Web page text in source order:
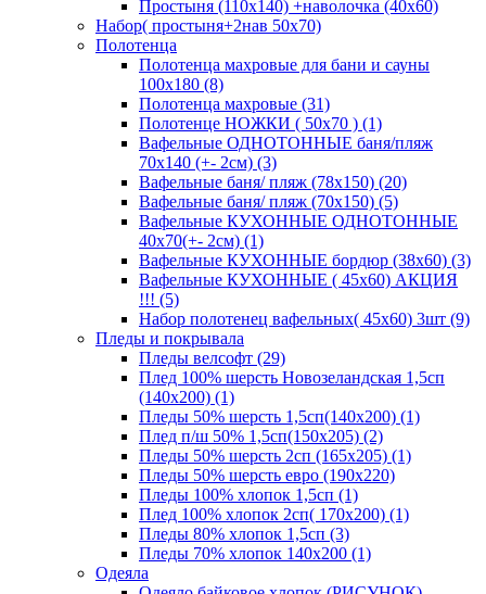
Простыня (110х140) +наволочка (40х60)
Набор( простыня+2нав 50х70)
Полотенца
Полотенца махровые для бани и сауны
100х180 (8)
Полотенца махровые (31)
Полотенце НОЖКИ ( 50х70 ) (1)
Вафельные ОДНОТОННЫЕ баня/пляж
70х140 (+- 2см) (3)
Вафельные баня/ пляж (78х150) (20)
Вафельные баня/ пляж (70х150) (5)
Вафельные КУХОННЫЕ ОДНОТОННЫЕ
40х70(+- 2см) (1)
Вафельные КУХОННЫЕ бордюр (38х60) (3)
Вафельные КУХОННЫЕ ( 45х60) АКЦИЯ
!!! (5)
Набор полотенец вафельных( 45х60) 3шт (9)
Пледы и покрывала
Пледы велсофт (29)
Плед 100% шерсть Новозеландская 1,5сп
(140х200) (1)
Пледы 50% шерсть 1,5сп(140х200) (1)
Плед п/ш 50% 1,5сп(150х205) (2)
Пледы 50% шерсть 2сп (165х205) (1)
Пледы 50% шерсть евро (190х220)
Пледы 100% хлопок 1,5сп (1)
Плед 100% хлопок 2сп( 170х200) (1)
Пледы 80% хлопок 1,5сп (3)
Пледы 70% хлопок 140х200 (1)
Одеяла